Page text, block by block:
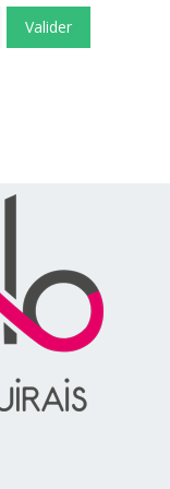
Valider